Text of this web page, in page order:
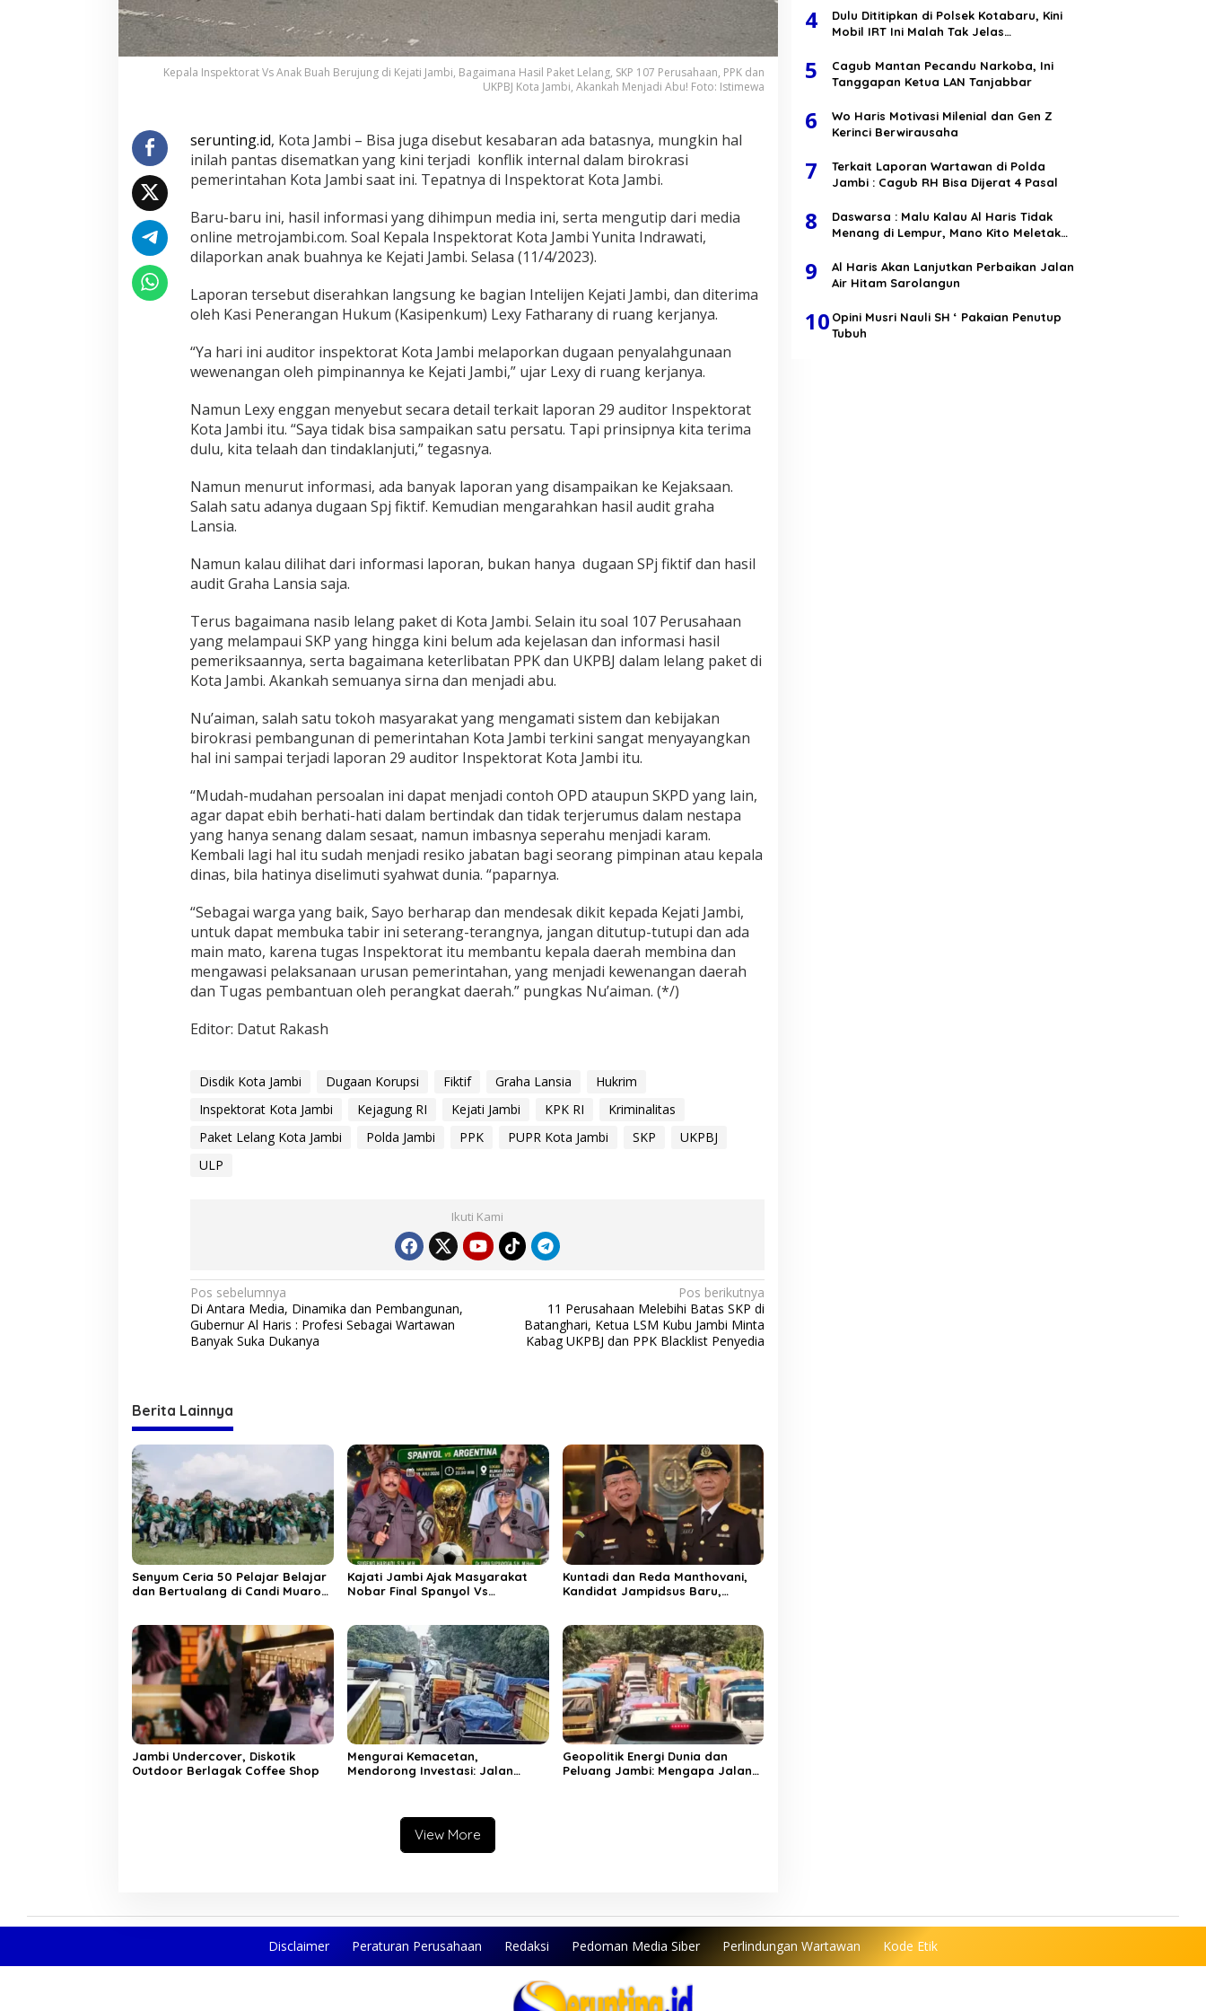
a
t
m
i
,
a
g
a
i
a
n
H
a
s
P
a
k
L
a
n
g
S
K
P
1
0
P
e
u
a
h
a
a
n
,
P
K
a
n
U
P
o
t
n
k
a
h
M
i
!
Kepala Inspektorat Vs Anak Buah Berujung di Kejati Jambi, Bagaimana Hasil Paket Lelang, SKP 107 Perusahaan, PPK dan
UKPBJ Kota Jambi, Akankah Menjadi Abu! Foto: Istimewa
serunting.id, Kota Jambi – Bisa juga disebut kesabaran ada batasnya, mungkin hal
inilah pantas disematkan yang kini terjadi konflik internal dalam birokrasi
pemerintahan Kota Jambi saat ini. Tepatnya di Inspektorat Kota Jambi.
Baru-baru ini, hasil informasi yang dihimpun media ini, serta mengutip dari media
online metrojambi.com. Soal Kepala Inspektorat Kota Jambi Yunita Indrawati,
dilaporkan anak buahnya ke Kejati Jambi. Selasa (11/4/2023).
Laporan tersebut diserahkan langsung ke bagian Intelijen Kejati Jambi, dan diterima
oleh Kasi Penerangan Hukum (Kasipenkum) Lexy Fatharany di ruang kerjanya.
“Ya hari ini auditor inspektorat Kota Jambi melaporkan dugaan penyalahgunaan
wewenangan oleh pimpinannya ke Kejati Jambi,” ujar Lexy di ruang kerjanya.
Namun Lexy enggan menyebut secara detail terkait laporan 29 auditor Inspektorat
Kota Jambi itu. “Saya tidak bisa sampaikan satu persatu. Tapi prinsipnya kita terima
dulu, kita telaah dan tindaklanjuti,” tegasnya.
Namun menurut informasi, ada banyak laporan yang disampaikan ke Kejaksaan.
Salah satu adanya dugaan Spj fiktif. Kemudian mengarahkan hasil audit graha
Lansia.
Namun kalau dilihat dari informasi laporan, bukan hanya dugaan SPj fiktif dan hasil
audit Graha Lansia saja.
Terus bagaimana nasib lelang paket di Kota Jambi. Selain itu soal 107 Perusahaan
yang melampaui SKP yang hingga kini belum ada kejelasan dan informasi hasil
pemeriksaannya, serta bagaimana keterlibatan PPK dan UKPBJ dalam lelang paket di
Kota Jambi. Akankah semuanya sirna dan menjadi abu.
Nu’aiman, salah satu tokoh masyarakat yang mengamati sistem dan kebijakan
birokrasi pembangunan di pemerintahan Kota Jambi terkini sangat menyayangkan
hal ini sampai terjadi laporan 29 auditor Inspektorat Kota Jambi itu.
“Mudah-mudahan persoalan ini dapat menjadi contoh OPD ataupun SKPD yang lain,
agar dapat ebih berhati-hati dalam bertindak dan tidak terjerumus dalam nestapa
yang hanya senang dalam sesaat, namun imbasnya seperahu menjadi karam.
Kembali lagi hal itu sudah menjadi resiko jabatan bagi seorang pimpinan atau kepala
dinas, bila hatinya diselimuti syahwat dunia. “paparnya.
“Sebagai warga yang baik, Sayo berharap dan mendesak dikit kepada Kejati Jambi,
untuk dapat membuka tabir ini seterang-terangnya, jangan ditutup-tutupi dan ada
main mato, karena tugas Inspektorat itu membantu kepala daerah membina dan
mengawasi pelaksanaan urusan pemerintahan, yang menjadi kewenangan daerah
dan Tugas pembantuan oleh perangkat daerah.” pungkas Nu’aiman. (*/)
Editor: Datut Rakash
Disdik Kota Jambi Dugaan Korupsi Fiktif Graha Lansia
Hukrim
Inspektorat Kota Jambi
Kejagung RI Kejati Jambi KPK RI
Kriminalitas
Paket Lelang Kota Jambi
Polda Jambi PPK PUPR Kota Jambi SKP
UKPBJ
ULP
Ikuti Kami
N
a
v
g
a
s
i
p
o
s
Pos sebelumnya
Di Antara Media, Dinamika dan Pembangunan,
Gubernur Al Haris : Profesi Sebagai Wartawan
Banyak Suka Dukanya
Pos berikutnya
11 Perusahaan Melebihi Batas SKP di
Batanghari, Ketua LSM Kubu Jambi Minta
Kabag UKPBJ dan PPK Blacklist Penyedia
Berita Lainnya
Senyum Ceria 50 Pelajar Belajar
dan Bertualang di Candi Muaro
Kajati Jambi Ajak Masyarakat
Nobar Final Spanyol Vs
Kuntadi dan Reda Manthovani,
Kandidat Jampidsus Baru,
Jambi Undercover, Diskotik
Outdoor Berlagak Coffee Shop
Mengurai Kemacetan,
Mendorong Investasi: Jalan
Geopolitik Energi Dunia dan
Peluang Jambi: Mengapa Jalan
View More
4
Dulu Dititipkan di Polsek Kotabaru, Kini
Mobil IRT Ini Malah Tak Jelas
5
Cagub Mantan Pecandu Narkoba, Ini
Tanggapan Ketua LAN Tanjabbar
6
Wo Haris Motivasi Milenial dan Gen Z
Kerinci Berwirausaha
7
Terkait Laporan Wartawan di Polda
Jambi : Cagub RH Bisa Dijerat 4 Pasal
8
Daswarsa : Malu Kalau Al Haris Tidak
Menang di Lempur, Mano Kito Meletak
9
Al Haris Akan Lanjutkan Perbaikan Jalan
Air Hitam Sarolangun
10 Opini Musri Nauli SH ‘ Pakaian Penutup
Tubuh
Disclaimer Peraturan Perusahaan Redaksi Pedoman Media Siber Perlindungan Wartawan Kode Etik